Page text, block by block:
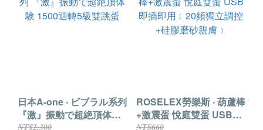
日本A-one ‧ ビブラル系列
『激』振動で超絶頂体験
NT$2,300
ROSELEX勞樂斯 ‧ 葫蘆棒
+激震蛋 悅庭雙蛋 USB即
NT$660